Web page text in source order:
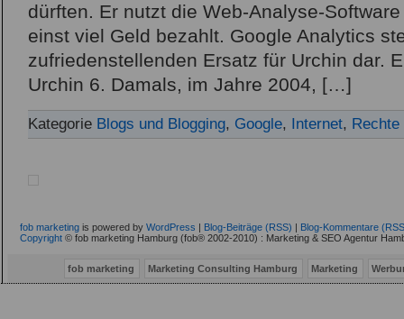
dürften. Er nutzt die Web-Analyse-
einst viel Geld bezahlt. Google Analytics
zufriedenstellenden Ersatz für Urchin dar.
Urchin 6. Damals, im Jahre 2004, […]
Kategorie Blogs und Blogging, Google, Internet, Rechte
fob marketing is powered by WordPress | Blog-Beiträge (RSS) | Blog-Kommentare
Copyright © fob marketing Hamburg (fob® 2002-2010) : Marketing & SEO Agentur
fob marketing Marketing Consulting Hamburg Marketing